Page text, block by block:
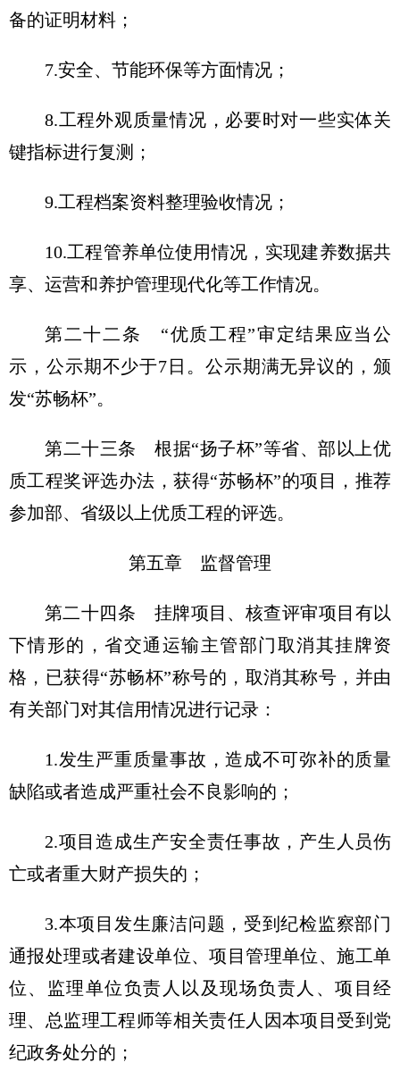
备的证明材料；
7.安全、节能环保等方面情况；
8.工程外观质量情况，必要时对一些实体关
键指标进行复测；
9.工程档案资料整理验收情况；
10.工程管养单位使用情况，实现建养数据共
享、运营和养护管理现代化等工作情况。
第二十二条 “优质工程”审定结果应当公
示，公示期不少于7日。公示期满无异议的，颁
发“苏畅杯”。
第二十三条 根据“扬子杯”等省、部以上优
质工程奖评选办法，获得“苏畅杯”的项目，推荐
参加部、省级以上优质工程的评选。
第五章 监督管理
第二十四条 挂牌项目、核查评审项目有以
下情形的，省交通运输主管部门取消其挂牌资
格，已获得“苏畅杯”称号的，取消其称号，并由
有关部门对其信用情况进行记录：
1.发生严重质量事故，造成不可弥补的质量
缺陷或者造成严重社会不良影响的；
2.项目造成生产安全责任事故，产生人员伤
亡或者重大财产损失的；
3.本项目发生廉洁问题，受到纪检监察部门
通报处理或者建设单位、项目管理单位、施工单
位、监理单位负责人以及现场负责人、项目经
理、总监理工程师等相关责任人因本项目受到党
纪政务处分的；